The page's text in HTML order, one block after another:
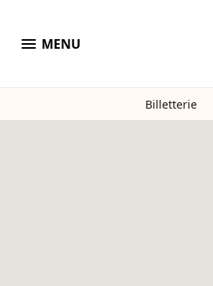
menu MENU
Billetterie